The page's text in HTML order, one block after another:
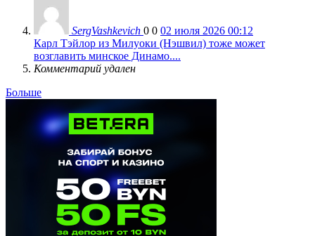
SergVashkevich 0 0 02 июля 2026 00:12
Карл Тэйлор из Милуоки (Нэшвил) тоже может
возглавить минское Динамо....
Комментарий удален
Больше